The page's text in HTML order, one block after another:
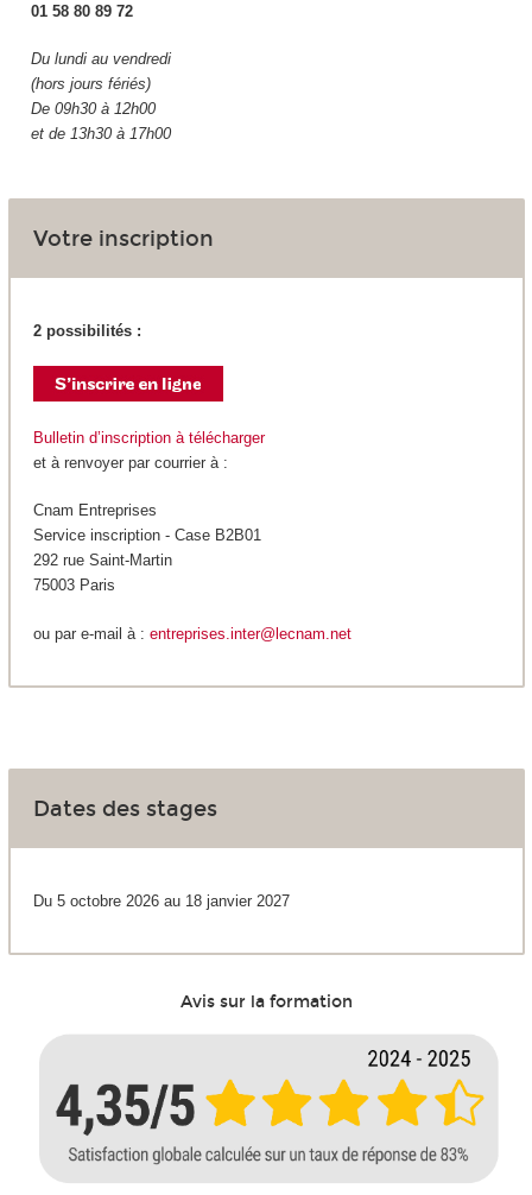
01 58 80 89 72
Du lundi au vendredi
(hors jours fériés)
De 09h30 à 12h00
et de 13h30 à 17h00
Votre inscription
2 possibilités :
Bulletin d’inscription à télécharger
et à renvoyer par courrier à :
Cnam Entreprises
Service inscription - Case B2B01
292 rue Saint-Martin
75003 Paris
ou par e-mail à : entreprises.inter@lecnam.net
Dates des stages
Du 5 octobre 2026 au 18 janvier 2027
Avis sur la formation